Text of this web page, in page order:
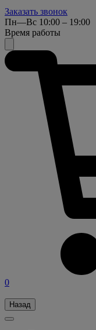
Заказать звонок
Пн—Вс 10:00 – 19:00
Время работы
0
Назад